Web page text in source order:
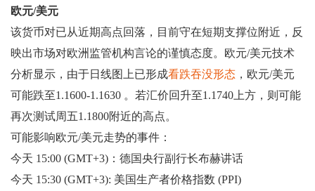
欧元/美元
该货币对已从近期高点回落，目前守在短期支撑位附近，反
映出市场对欧洲监管机构言论的谨慎态度。欧元/美元技术
分析显示，由于日线图上已形成看跌吞没形态 ，欧元/美元
可能跌至1.1600-1.1630 。若汇价回升至1.1740上方，则可能
再次测试周五1.1800附近的高点。
可能影响欧元/美元走势的事件：
今天 15:00 (GMT+3)：德国央行副行长布赫讲话
今天 15:30 (GMT+3): 美国生产者价格指数 (PPI)